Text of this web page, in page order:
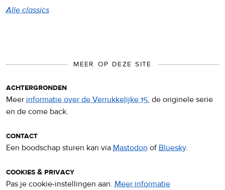
Alle classics
MEER OP DEZE SITE
achtergronden
Meer informatie over de Verrukkelijke 15, de originele serie
en de come back.
contact
Een boodschap sturen kan via Mastodon ofBluesky.
cookies & privacy
Pas je cookie-instellingen aan. Meer informatie